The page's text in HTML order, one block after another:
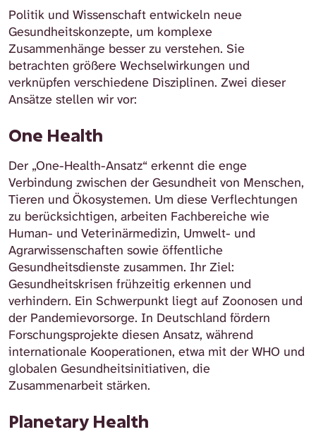
Politik und Wissenschaft entwickeln neue
Gesundheitskonzepte, um komplexe
Zusammenhänge besser zu verstehen. Sie
betrachten größere Wechselwirkungen und
verknüpfen verschiedene Disziplinen. Zwei dieser
Ansätze stellen wir vor:
One Health
Der „One-Health-Ansatz“ erkennt die enge
Verbindung zwischen der Gesundheit von Menschen,
Tieren und Ökosystemen. Um diese Verflechtungen
zu berücksichtigen, arbeiten Fachbereiche wie
Human- und Veterinärmedizin, Umwelt- und
Agrarwissenschaften sowie öffentliche
Gesundheitsdienste zusammen. Ihr Ziel:
Gesundheitskrisen frühzeitig erkennen und
verhindern. Ein Schwerpunkt liegt auf Zoonosen und
der Pandemievorsorge. In Deutschland fördern
Forschungsprojekte diesen Ansatz, während
internationale Kooperationen, etwa mit der WHO und
globalen Gesundheitsinitiativen, die
Zusammenarbeit stärken.
Planetary Health